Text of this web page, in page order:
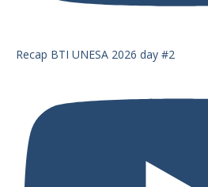
Recap BTI UNESA 2026 day #2